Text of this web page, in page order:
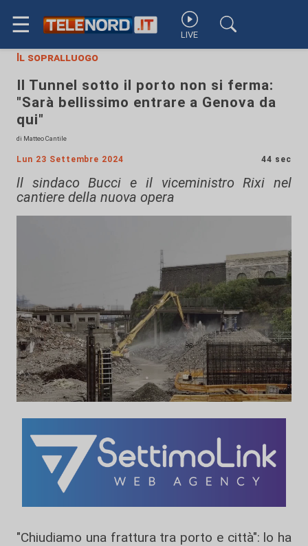
☰ LIVE
Il sopralluogo
Il Tunnel sotto il porto non si ferma:
"Sarà bellissimo entrare a Genova da
qui"
di Matteo Cantile
Lun 23 Settembre 2024 44 sec
ll sindaco Bucci e il viceministro Rixi nel
cantiere della nuova opera
"Chiudiamo una frattura tra porto e città": lo ha